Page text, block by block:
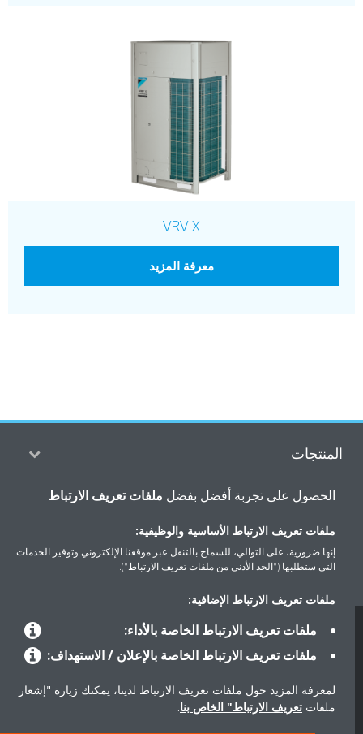
VRV X
معرفة المزيد
المنتجات
حول دايكن
حقوق النشر © دايكن
إشعار قانوني
إشعار ملفات تعريف الارتباط
سياسة حماية البيانات
أخلاقيات الشركة
الحصول على تجربة أفضل بفضل ملفات تعريف الارتباط
ملفات تعريف الارتباط الأساسية والوظيفية:
إنها ضرورية، على التوالي، للسماح بالتنقل عبر موقعنا الإلكتروني وتوفير الخدمات
التي ستطلبها ("الحد الأدنى من ملفات تعريف الارتباط").
ملفات تعريف الارتباط الإضافية:
ملفات تعريف الارتباط الخاصة بالأداء:
ملفات تعريف الارتباط الخاصة بالإعلان / الاستهداف:
لمعرفة المزيد حول ملفات تعريف الارتباط لدينا، يمكنك زيارة "إشعار
ملفاتتعريف الارتباط" الخاص بنا.